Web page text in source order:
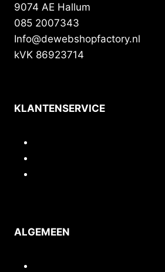
9074 AE Hallum
085 2007343
Info@dewebshopfactory.nl
kVK 86923714
KLANTENSERVICE
ALGEMEEN